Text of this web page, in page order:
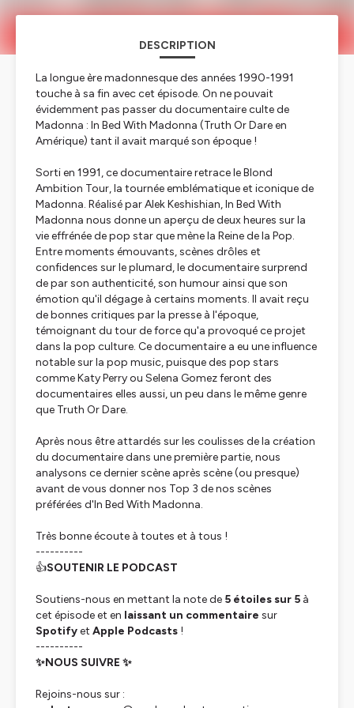
DESCRIPTION
La longue ère madonnesque des années 1990-1991
touche à sa fin avec cet épisode. On ne pouvait
évidemment pas passer du documentaire culte de
Madonna : In Bed With Madonna (Truth Or Dareen
Amérique) tant il avait marqué son époque !
Sorti en 1991, ce documentaire retrace leBlond
Ambition Tour, la tournée emblématique et iconique de
Madonna. Réalisé par Alek Keshishian,In Bed With
Madonna nous donne un aperçu de deux heures sur la
vie effrénée de pop star que mène la Reine de la Pop.
Entre moments émouvants, scènes drôles et
confidences sur le plumard, le documentaire surprend
de par son authenticité, son humour ainsi que son
émotion qu'il dégage à certains moments. Il avait reçu
de bonnes critiques par la presse à l'époque,
témoignant du tour de force qu'a provoqué ce projet
dans la pop culture. Ce documentaire a eu une influence
notable sur la pop music, puisque des pop stars
comme Katy Perry ou Selena Gomez feront des
documentaires elles aussi, un peu dans le même genre
que Truth Or Dare.
Après nous être attardés sur les coulisses de la création
du documentaire dans une première partie, nous
analysons ce dernier scène après scène (ou presque)
avant de vous donner nos Top 3 de nos scènes
préférées d'In Bed With Madonna.
Très bonne écoute à toutes et à tous !
----------
👍SOUTENIR LE PODCAST
Soutiens-nous en mettant la note de 5 étoiles sur 5 à
cet épisode et en laissant un commentaire sur
Spotifyet Apple Podcasts !
----------
✨NOUS SUIVRE ✨
Rejoins-nous sur :